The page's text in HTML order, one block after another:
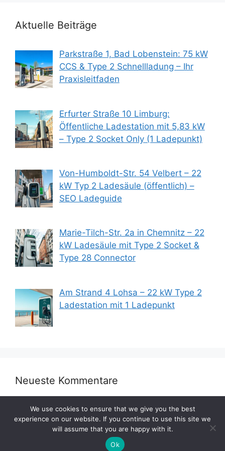
Aktuelle Beiträge
Parkstraße 1, Bad Lobenstein: 75 kW
CCS & Type 2 Schnellladung – Ihr
Praxisleitfaden
Erfurter Straße 10 Limburg:
Öffentliche Ladestation mit 5,83 kW
– Type 2 Socket Only (1 Ladepunkt)
Von-Humboldt-Str. 54 Velbert – 22
kW Typ 2 Ladesäule (öffentlich) –
SEO Ladeguide
Marie-Tilch-Str. 2a in Chemnitz – 22
kW Ladesäule mit Type 2 Socket &
Type 28 Connector
Am Strand 4 Lohsa – 22 kW Type 2
Ladestation mit 1 Ladepunkt
Neueste Kommentare
We use cookies to ensure that we give you the best
experience on our website. If you continue to use this site we
will assume that you are happy with it.
Ok